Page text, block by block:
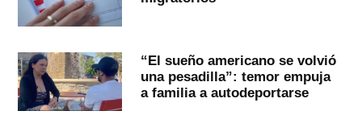
“El sueño americano se volvió
una pesadilla”: temor empuja
a familia a autodeportarse